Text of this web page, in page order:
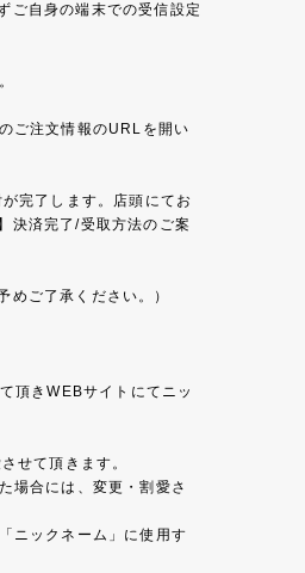
ご自身の端末での受信設定
ご注文情報のURLを開い
完了します。店頭にてお
決済完了/受取方法のご案
めご了承ください。）
頂きWEBサイトにてニッ
せて頂きます。
場合には、変更・割愛さ
ニックネーム」に使用す